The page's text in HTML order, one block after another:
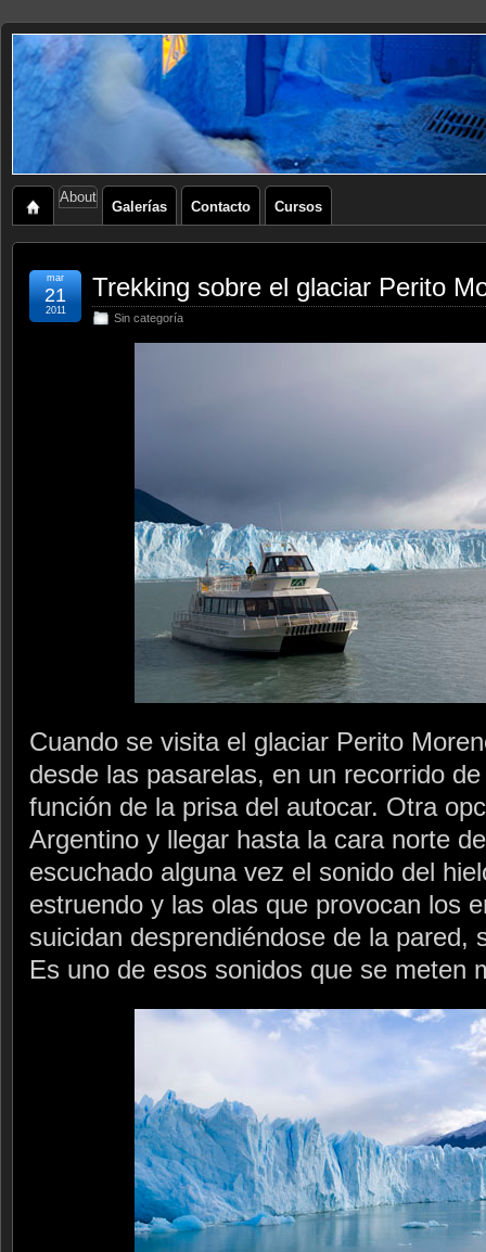
About
Galerías Contacto Cursos
Trekking sobre el glaciar Perito
Sin categoría
mar
21
2011
Cuando se visita el glaciar Perito
desde las pasarelas, en un recorrido
función de la prisa del autocar. Otra
Argentino y llegar hasta la cara norte
escuchado alguna vez el sonido del
estruendo y las olas que provocan los
suicidan desprendiéndose de la pared,
Es uno de esos sonidos que se meten